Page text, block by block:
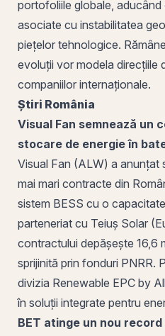
portofoliile globale, aducând
asociate cu instabilitatea
piețelor tehnologice.
evoluții vor modela direcțiile
companiilor internaționale.
Știri România
Visual Fan semnează un
stocare de energie în
Visual Fan (ALW) a anunțat
mai mari contracte din
sistem BESS cu o
parteneriat cu Teiuș Solar
contractului depășește 16,6
sprijinită prin fonduri PNRR.
divizia Renewable EPC by
în soluții integrate pentru
BET atinge un nou